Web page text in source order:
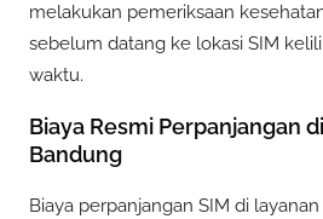
melakukan pemeriksaan
sebelum datang ke lokasi SIM
waktu.
Biaya Resmi Perpanjangan
Bandung
Biaya perpanjangan SIM di